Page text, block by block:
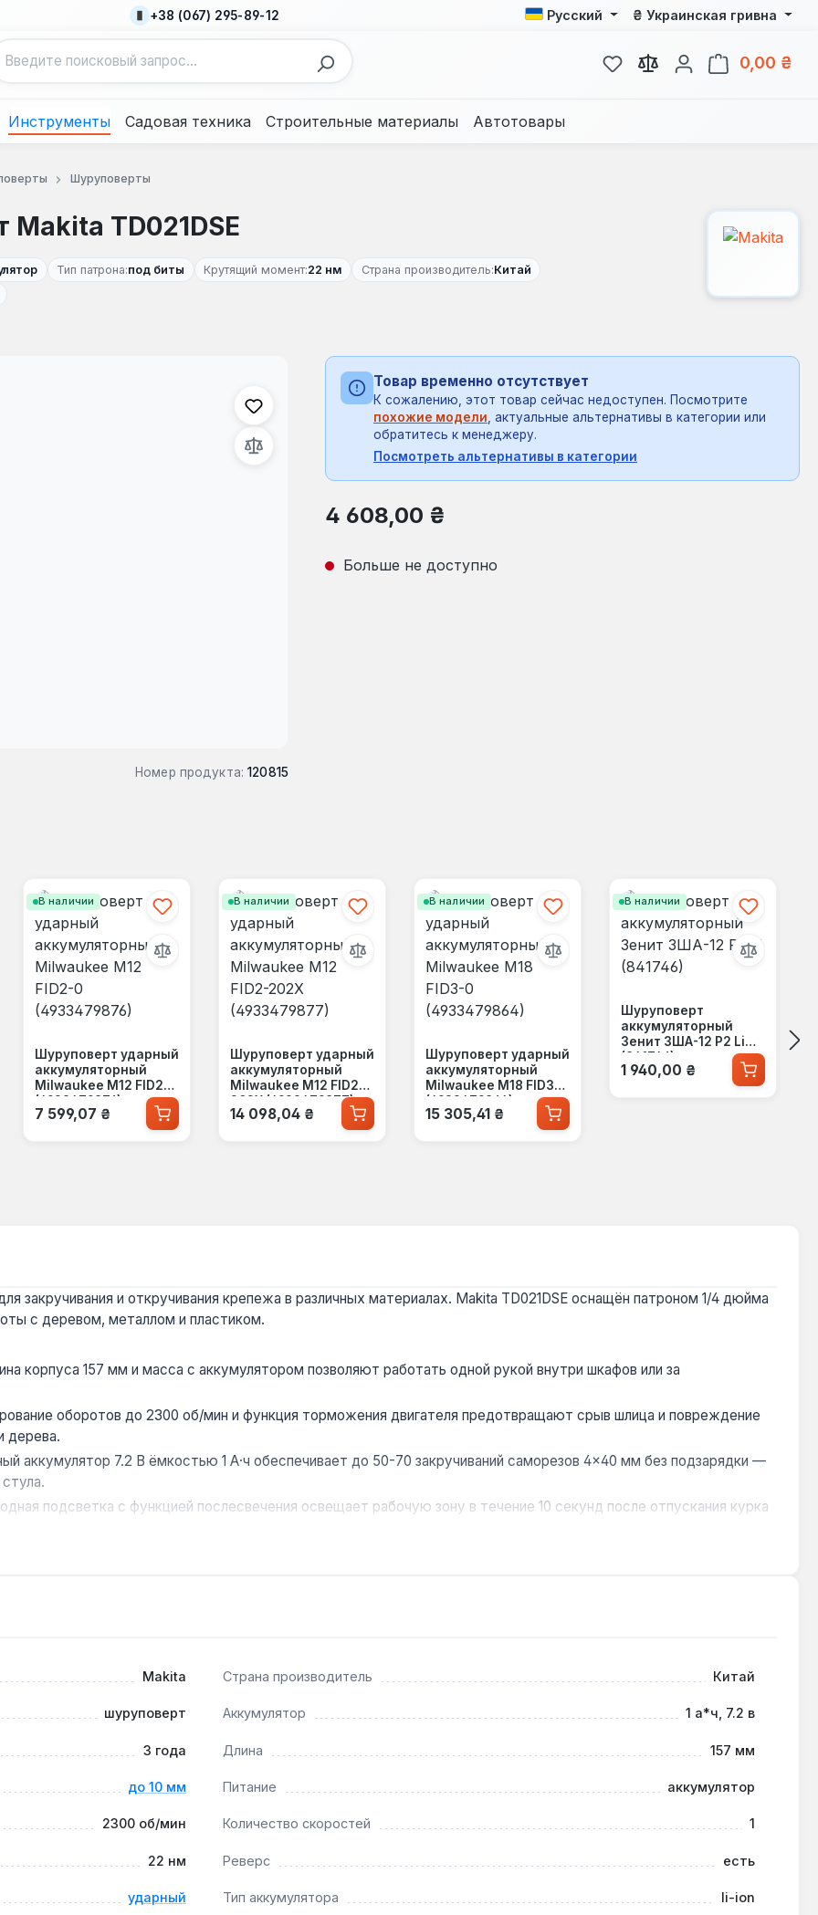
+38 (067) 295-89-12 Русский ₴ Украинская гривна
У вас есть товары из
0,00 ₴
Инструменты Садовая техника Строительные материалы Автотовары
Шуруповерты
TD021DSE
Тип патрона:под биты Крутящий момент:22 нм Страна производитель:Китай
Номер продукта: 120815
Товар временно отсутствует
К сожалению, этот товар сейчас недоступен. Посмотрите
похожие модели , актуальные альтернативы в категории или
обратитесь к менеджеру.
Посмотреть альтернативы в категории
Обычная цена:
4 608,00 ₴
Больше не доступно
В наличии
Шуруповерт ударный
аккумуляторный
Milwaukee M12 FID2-0
(4933479876)
Обычная цена:
7 599,07 ₴
В наличии
Шуруповерт ударный
аккумуляторный
Milwaukee M12 FID2-
202X (4933479877)
Обычная цена:
14 098,04 ₴
В наличии
Шуруповерт ударный
аккумуляторный
Milwaukee M18 FID3-0
(4933479864)
Обычная цена:
15 305,41 ₴
В наличии
Шуруповерт
аккумуляторный
Зенит ЗША-12 Р2 Li
(841746)
Обычная цена:
1 940,00 ₴
закручивания и откручивания крепежа в различных материалах. Makita TD021DSE оснащён патроном 1/4 дюйма
с деревом, металлом и пластиком.
корпуса 157 мм и масса с аккумулятором позволяют работать одной рукой внутри шкафов или за
оборотов до 2300 об/мин и функция торможения двигателя предотвращают срыв шлица и повреждение
дерева.
аккумулятор 7.2 В ёмкостью 1 А·ч обеспечивает до 50-70 закручиваний саморезов 4×40 мм без подзарядки —
подсветка с функцией послесвечения освещает рабочую зону в течение 10 секунд после отпускания курка
крепления профилей и других задач, где требуется компактность и точность. Ударный механизм с
Makita Страна производитель Китай
шуруповерт Аккумулятор 1 а*ч, 7.2 в
3 года Длина 157 мм
до 10 мм Питание аккумулятор
2300 об/мин Количество скоростей 1
22 нм Реверс есть
ударный Тип аккумулятора li-ion